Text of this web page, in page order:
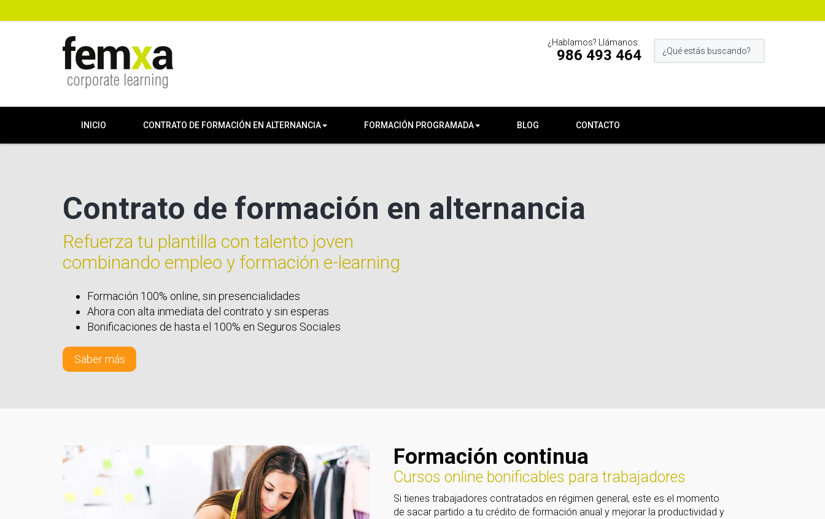
¿Hablamos? Llámanos:
986 493 464
INICIO CONTRATO DE FORMACIÓN EN ALTERNANCIA FORMACIÓN PROGRAMADA BLOG CONTACTO
Contrato de formación en alternancia
Refuerza tu plantilla con talento joven
combinando empleo y formación e-learning
Formación 100% online, sin presencialidades
Ahora con alta inmediata del contrato y sin esperas
Bonificaciones de hasta el 100% en Seguros Sociales
Saber más
Formación continua
Cursos online bonificables para trabajadores
Si tienes trabajadores contratados en régimen general, este es el momento
de sacar partido a tu crédito de formación anual y mejorar la productividad y